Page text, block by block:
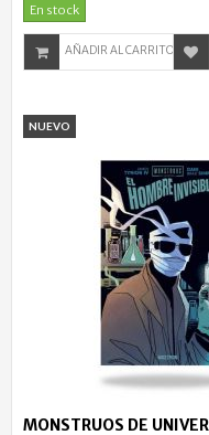
En stock
AÑADIR AL CARRITO
NUEVO
MONSTRUOS DE